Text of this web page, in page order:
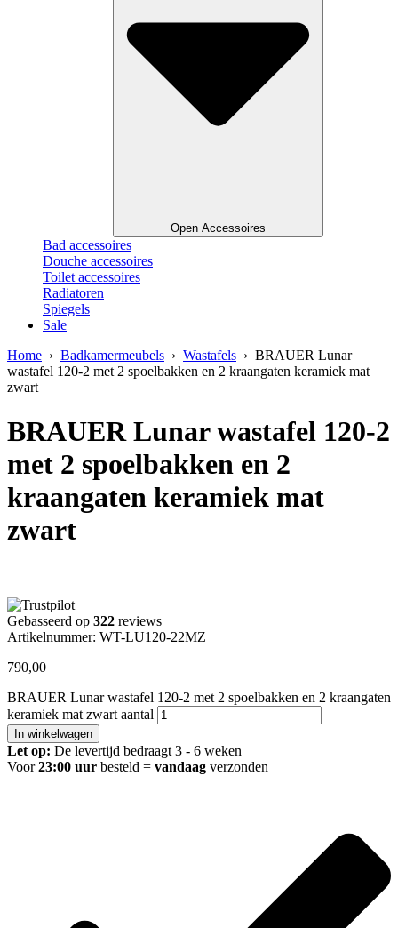
Open Accessoires
Bad accessoires
Douche accessoires
Toilet accessoires
Radiatoren
Spiegels
Sale
Home › Badkamermeubels › Wastafels › BRAUER Lunar
wastafel 120-2 met 2 spoelbakken en 2 kraangaten keramiek mat
zwart
BRAUER Lunar wastafel 120-2
met 2 spoelbakken en 2
kraangaten keramiek mat
zwart
Gebasseerd op 322 reviews
Artikelnummer: WT-LU120-22MZ
790,00
BRAUER Lunar wastafel 120-2 met 2 spoelbakken en 2 kraangaten
keramiek mat zwart aantal
In winkelwagen
Let op: De levertijd bedraagt 3 - 6 weken
Voor23:00 uur besteld = vandaag verzonden